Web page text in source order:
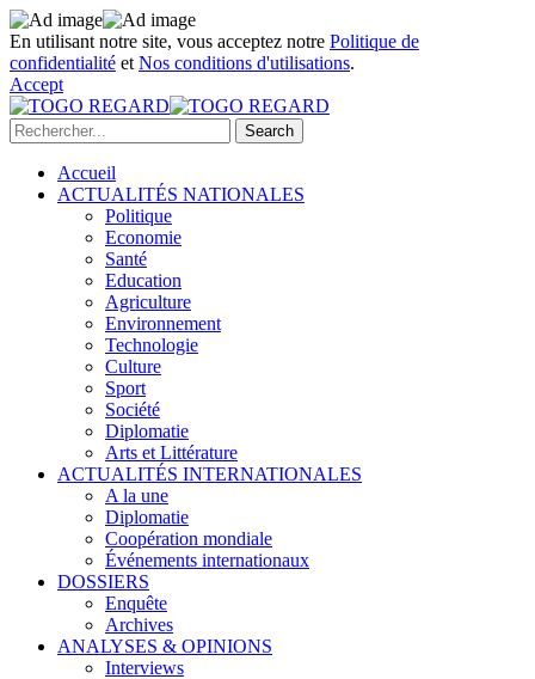
En utilisant notre site, vous acceptez notre Politique de
confidentialité et Nos conditions d'utilisations.
Accept
Accueil
ACTUALITÉS NATIONALES
Politique
Economie
Santé
Education
Agriculture
Environnement
Technologie
Culture
Sport
Société
Diplomatie
Arts et Littérature
ACTUALITÉS INTERNATIONALES
A la une
Diplomatie
Coopération mondiale
Événements internationaux
DOSSIERS
Enquête
Archives
ANALYSES & OPINIONS
Interviews